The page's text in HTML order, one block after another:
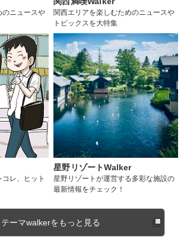
のニュースや
関西エリアを楽しむためのニュースや
トピックスを大特集
レ、ヒット
星野リゾートWalker
星野リゾートが運営する多彩な施設の
最新情報をチェック！
テーマwalkerをもっと見る